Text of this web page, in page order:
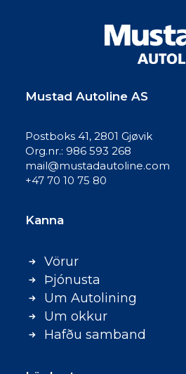
Mustad Autoline AS
Postboks 41, 2801 Gjøvik
Org.nr.: 986 593 268
mail@mustadautoline.com
+47 70 10 75 80
Kanna
Vörur
Þjónusta
Um Autolining
Um okkur
Hafðu samband